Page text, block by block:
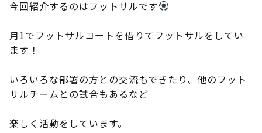
今回紹介するのはフットサルです
月1でフットサルコートを借りてフットサルをしてい
ます！
いろいろな部署の方との交流もできたり、他のフット
サルチームとの試合もあるなど
楽しく活動をしています。